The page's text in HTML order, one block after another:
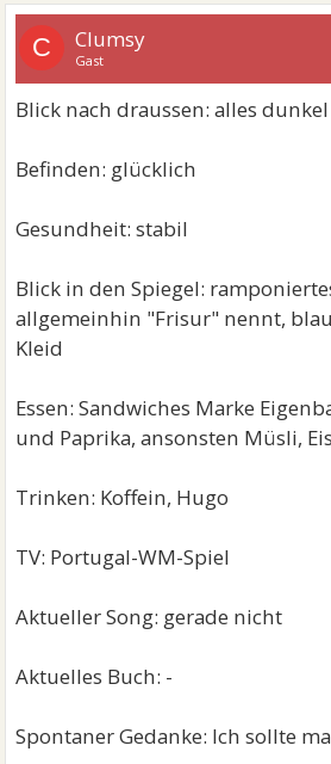
C Clumsy
Gast
Blick nach draussen: alles dunkel
Befinden: glücklich
Gesundheit: stabil
Blick in den Spiegel:
allgemeinhin "Frisur" nennt,
Kleid
Essen: Sandwiches Marke
und Paprika, ansonsten Müsli, Eis
Trinken: Koffein, Hugo
TV: Portugal-WM-Spiel
Aktueller Song: gerade nicht
Aktuelles Buch: -
Spontaner Gedanke: Ich sollte